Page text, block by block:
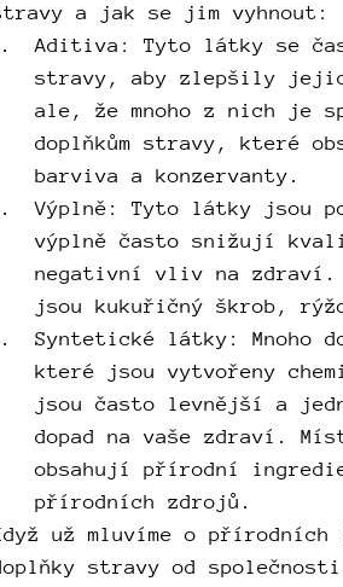
a jak se jim vyhnout:
Aditiva: Tyto látky se
stravy, aby zlepšily
ale, že mnoho z nich je
doplňkům stravy, které
barviva a konzervanty.
Výplně: Tyto látky jsou
výplně často snižují
negativní vliv na zdraví.
jsou kukuřičný škrob,
Syntetické látky: Mnoho
které jsou vytvořeny
jsou často levnější a
dopad na vaše zdraví.
obsahují přírodní
přírodních zdrojů.
už mluvíme o
stravy od